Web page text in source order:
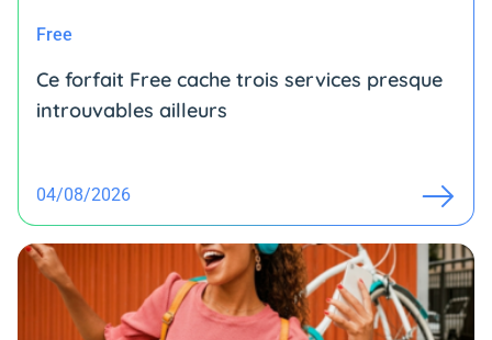
Free
Ce forfait Free cache trois services presque
introuvables ailleurs
04/08/2026